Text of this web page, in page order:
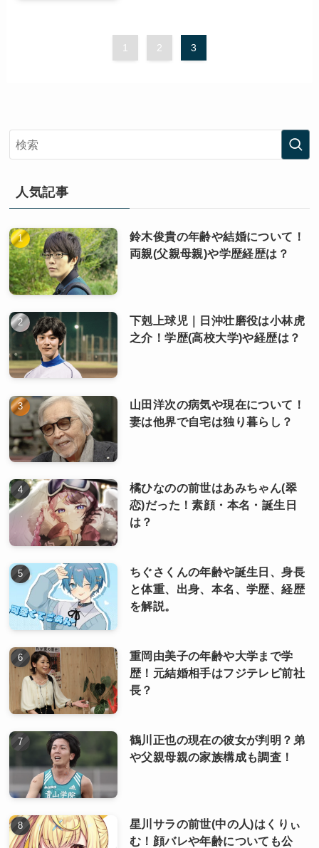
1 2 3
人気記事
鈴木俊貴の年齢や結婚について！
両親(父親母親)や学歴経歴は？
下剋上球児｜日沖壮磨役は小林虎
之介！学歴(高校大学)や経歴は？
山田洋次の病気や現在について！
妻は他界で自宅は独り暮らし？
橘ひなのの前世はあみちゃん(翠
恋)だった！素顔・本名・誕生日
は？
ちぐさくんの年齢や誕生日、身長
と体重、出身、本名、学歴、経歴
を解説。
重岡由美子の年齢や大学まで学
歴！元結婚相手はフジテレビ前社
長？
鶴川正也の現在の彼女が判明？弟
や父親母親の家族構成も調査！
星川サラの前世(中の人)はくりぃ
む！顔バレや年齢についても公